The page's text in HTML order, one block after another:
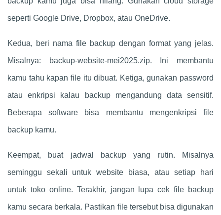
seperti Google Drive, Dropbox, atau OneDrive.
Kedua, beri nama file backup dengan format yang jelas.
Misalnya: backup-website-mei2025.zip. Ini membantu
kamu tahu kapan file itu dibuat. Ketiga, gunakan password
atau enkripsi kalau backup mengandung data sensitif.
Beberapa software bisa membantu mengenkripsi file
backup kamu.
Keempat, buat jadwal backup yang rutin. Misalnya
seminggu sekali untuk website biasa, atau setiap hari
untuk toko online. Terakhir, jangan lupa cek file backup
kamu secara berkala. Pastikan file tersebut bisa digunakan